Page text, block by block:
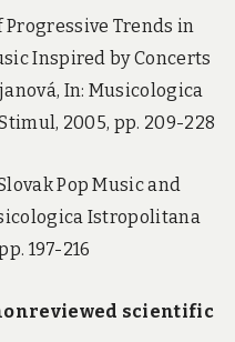
Progressive Trends in
Inspired by Concerts
In: Musicologica
2005, pp. 209-228
Pop Music and
Istropolitana
197-216
scientific